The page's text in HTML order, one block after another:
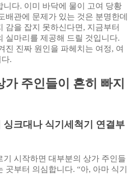
니다. 이미 바닥에 물이 고여 당황
배관에 문제가 있는 것은 분명한데
감을 잡지 못하신다면, 지금부터
실마리를 제공해 드릴 것입니다.
진 진짜 원인을 파헤치는 여정, 여
.
가 주인들이 흔히 빠지
크대나 식기세척기 연결부
기 시작하면 대부분의 상가 주인들
곳부터 의심합니다. “아, 아마 식기